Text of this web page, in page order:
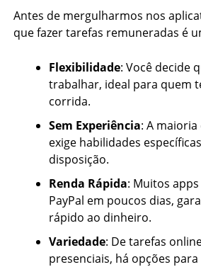
Antes de mergulharmos nos
que fazer tarefas remuneradas é
Flexibilidade: Você decide
trabalhar, ideal para quem
corrida.
Sem Experiência: A
exige habilidades
disposição.
Renda Rápida: Muitos
PayPal em poucos dias,
rápido ao dinheiro.
Variedade: De tarefas
presenciais, há opções